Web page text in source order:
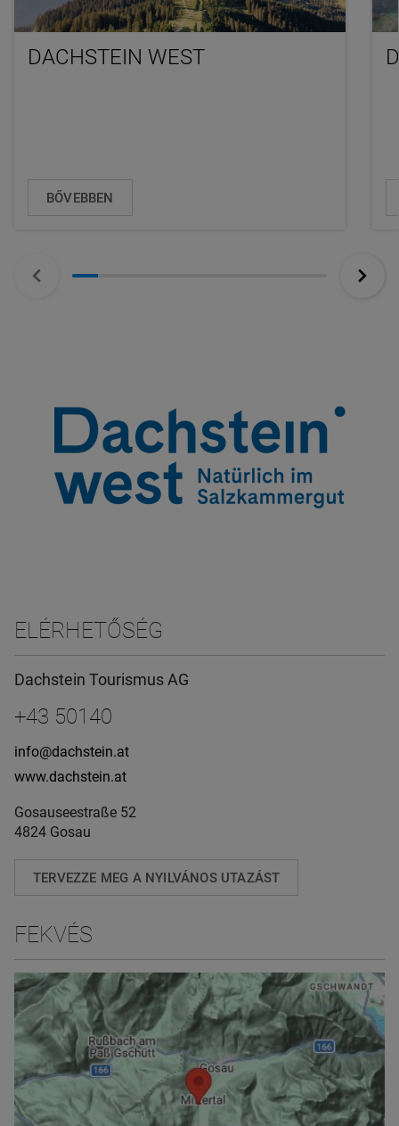
DACHSTEIN WEST
BŐVEBBEN
ELÉRHETŐSÉG
Dachstein Tourismus AG
+43 50140
info@dachstein.at
www.dachstein.at
Gosauseestraße 52
4824 Gosau
TERVEZZE MEG A NYILVÁNOS UTAZÁST
FEKVÉS